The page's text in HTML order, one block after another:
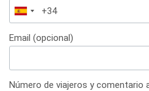
España
+34
Email (opcional)
Número de viajeros y comentario